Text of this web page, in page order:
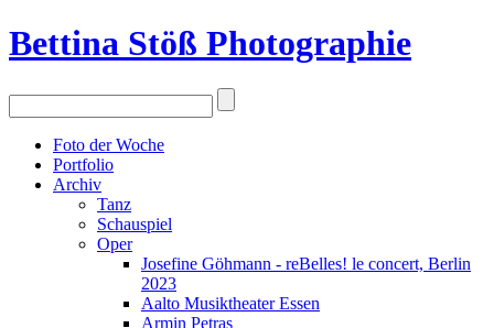
Bettina Stöß Photographie
Foto der Woche
Portfolio
Archiv
Tanz
Schauspiel
Oper
Josefine Göhmann - reBelles! le concert, Berlin
2023
Aalto Musiktheater Essen
Armin Petras